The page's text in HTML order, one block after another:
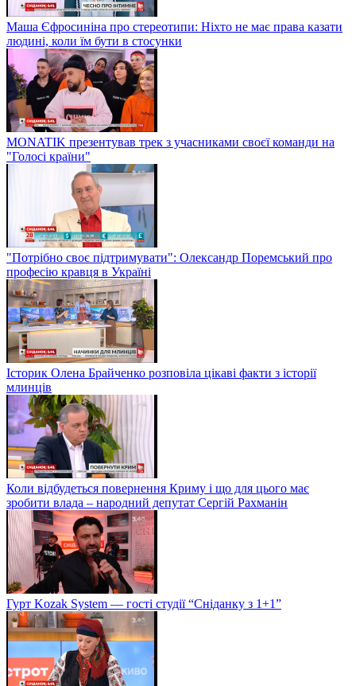
Маша Єфросиніна про стереотипи: Ніхто не має права казати
людині, коли їм бути в стосунки
MONATIK презентував трек з учасниками своєї команди на
"Голосі країни"
"Потрібно своє підтримувати": Олександр Поремський про
професію кравця в Україні
Історик Олена Брайченко розповіла цікаві факти з історії
млинців
Коли відбудеться повернення Криму і що для цього має
зробити влада – народний депутат Сергій Рахманін
Гурт Kozak System — гості студії “Сніданку з 1+1”